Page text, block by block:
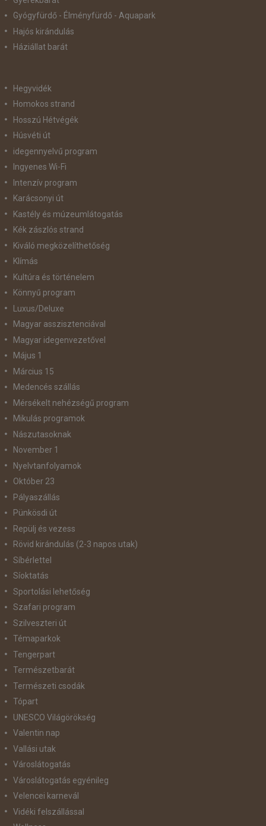
Gyógyfürdő - Élményfürdő - Aquapark
Hajós kirándulás
Háziállat barát
Hegyvidék
Homokos strand
Hosszú Hétvégék
Húsvéti út
idegennyelvű program
Ingyenes Wi-Fi
Intenzív program
Karácsonyi út
Kastély és múzeumlátogatás
Kék zászlós strand
Kiváló megközelíthetőség
Klímás
Kultúra és történelem
Könnyű program
Luxus/Deluxe
Magyar asszisztenciával
Magyar idegenvezetővel
Május 1
Március 15
Medencés szállás
Mérsékelt nehézségű program
Mikulás programok
Nászutasoknak
November 1
Nyelvtanfolyamok
Október 23
Pályaszállás
Pünkösdi út
Repülj és vezess
Rövid kirándulás (2-3 napos utak)
Síbérlettel
Síoktatás
Sportolási lehetőség
Szafari program
Szilveszteri út
Témaparkok
Tengerpart
Természetbarát
Természeti csodák
Tópart
UNESCO Világörökség
Valentin nap
Vallási utak
Városlátogatás
Városlátogatás egyénileg
Velencei karnevál
Vidéki felszállással